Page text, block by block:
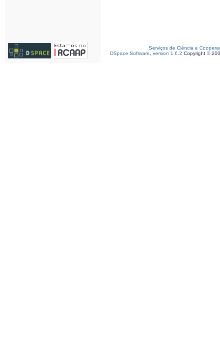
Serviços de Ciência e
DSpace Software, version 1.6.2 Copyright ©